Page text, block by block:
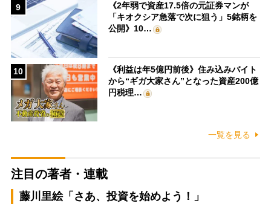
9
《2年弱で資産17.5倍の元証券マンが
「キオクシア急落で次に狙う」5銘柄を
公開》10…
10
《利益は年5億円前後》住み込みバイト
から“ギガ大家さん”となった資産200億
円税理…
一覧を見る
注目の著者・連載
藤川里絵「さあ、投資を始めよう！」